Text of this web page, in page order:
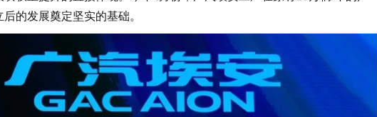
的发展奠定坚实的基础。